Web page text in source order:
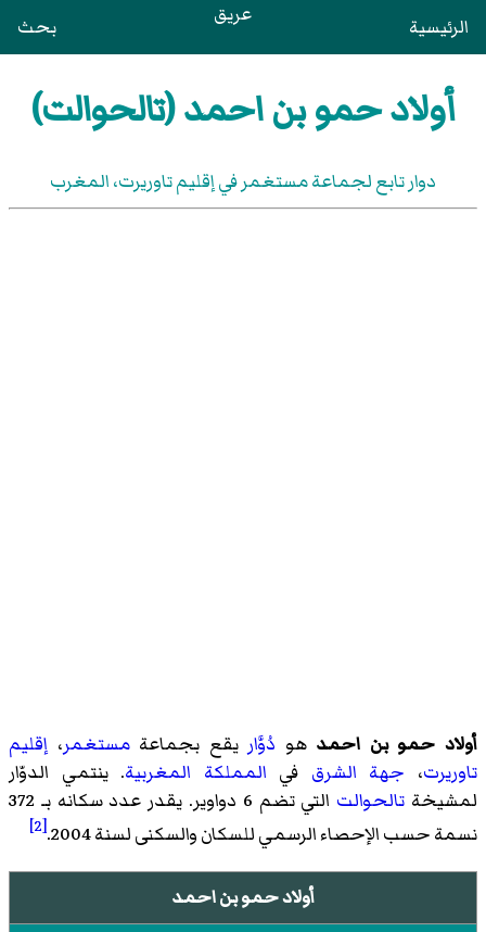
الرئيسية عريق بحث
أولاد حمو بن احمد (تالحوالت)
دوار تابع لجماعة مستغمر في إقليم تاوريرت، المغرب
أولاد حمو بن احمد هو دُوَّار يقع بجماعةمستغمر، إقليم
تاوريرت، جهة الشرق في المملكة المغربية. ينتمي الدوّار
لمشيخة تالحوالت
التي تضم 6 دواوير. يقدر عدد سكانه بـ 372
نسمة حسب الإحصاء الرسمي للسكان والسكنى لسنة 2004.
[2]
أولاد حمو بن احمد